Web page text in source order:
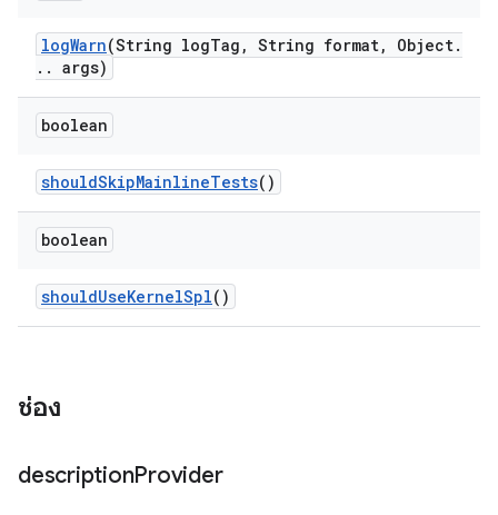
logWarn(String logTag , String format, Object.
. . args)
boolean
shouldSkipMainlineTests()
boolean
shouldUseKernelSpl()
ช่อง
descriptionProvider